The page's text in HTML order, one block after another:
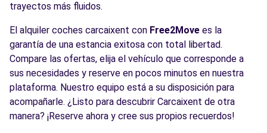
trayectos más fluidos.
El alquiler coches carcaixent con Free2Move es la
garantía de una estancia exitosa con total libertad.
Compare las ofertas, elija el vehículo que corresponde a
sus necesidades y reserve en pocos minutos en nuestra
plataforma. Nuestro equipo está a su disposición para
acompañarle. ¿Listo para descubrir Carcaixent de otra
manera? ¡Reserve ahora y cree sus propios recuerdos!